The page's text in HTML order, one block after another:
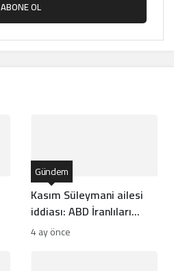
ABONE OL
Kasım Süleymani ailesi
iddiası: ABD İranlıları
hedef mi alıyor?
Gündem
4 ay önce